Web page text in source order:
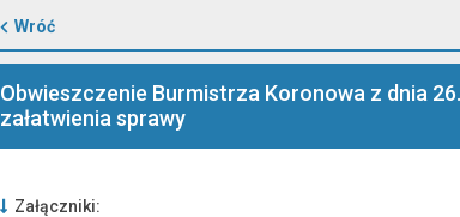
Wróć
Obwieszczenie Burmistrza Koronowa z dnia
załatwienia sprawy
Załączniki: